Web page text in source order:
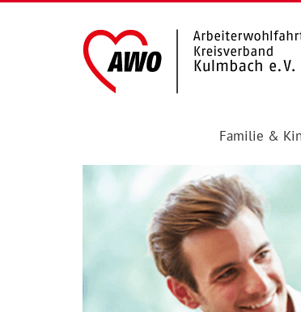
Familie &